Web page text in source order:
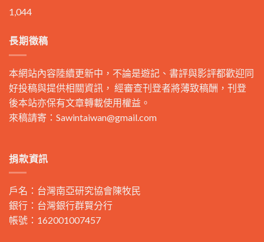
1,044
長期徵稿
本網站內容陸續更新中，不論是遊記、書評與影評都歡迎同
好投稿與提供相關資訊， 經審查刊登者將薄致稿酬，刊登
後本站亦保有文章轉載使用權益。
來稿請寄： Sawintaiwan@gmail.com
捐款資訊
戶名：台灣南亞研究協會陳牧民
銀行：台灣銀行群賢分行
帳號：162001007457